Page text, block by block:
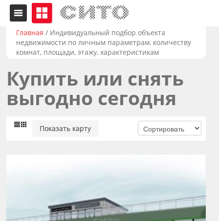
Главная / Индивидуальный подбор объекта
недвижимости по личным параметрам, количеству
комнат, площади, этажу, характеристикам
Купить или снять
выгодно сегодня
Показать карту